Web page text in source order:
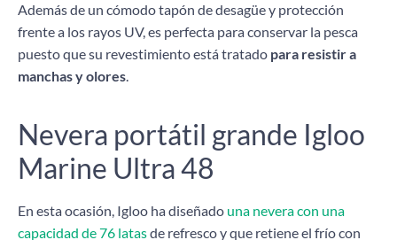
Además de un cómodo tapón de desagüe y protección
frente a los rayos UV, es perfecta para conservar la pesca
puesto que su revestimiento está tratado para resistir a
manchas y olores.
Nevera portátil grande Igloo
Marine Ultra 48
En esta ocasión, Igloo ha diseñado una nevera con una
capacidad de 76 latasde refresco y que retiene el frío con